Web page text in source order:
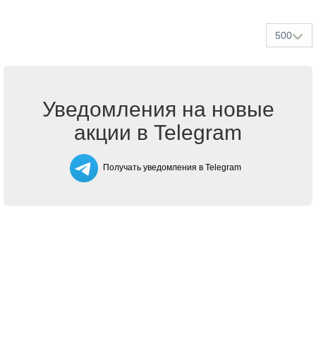
500
Уведомления на новые
акции в Telegram
Получать уведомления в Telegram